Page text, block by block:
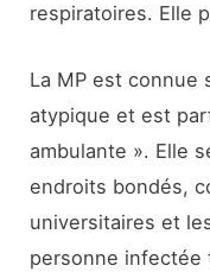
respiratoires. Elle
La MP est connue
atypique et est
ambulante ». Elle
endroits bondés,
universitaires et
personne infectée